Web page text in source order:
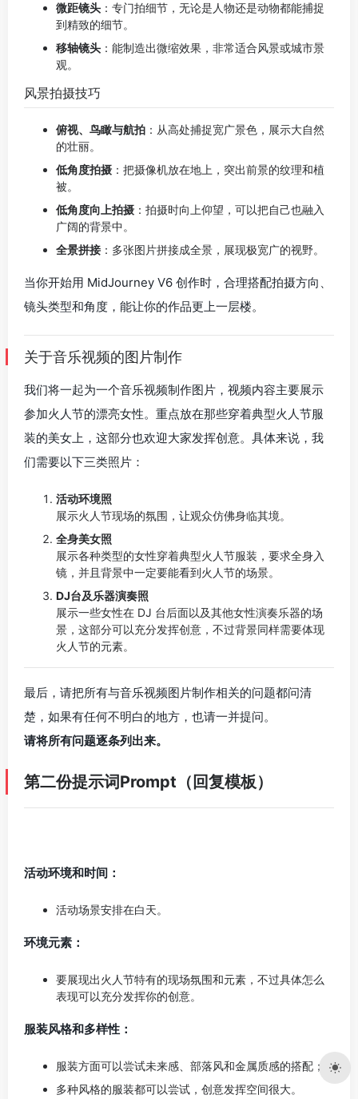
微距镜头 ：专门拍细节，无论是人物还是动物都能捕捉
到精致的细节。
移轴镜头 ：能制造出微缩效果，非常适合风景或城市景
观。
风景拍摄技巧
俯视、鸟瞰与航拍 ：从高处捕捉宽广景色，展示大自然
的壮丽。
低角度拍摄 ：把摄像机放在地上，突出前景的纹理和植
被。
低角度向上拍摄 ：拍摄时向上仰望，可以把自己也融入
广阔的背景中。
全景拼接 ：多张图片拼接成全景，展现极宽广的视野。
当你开始用 MidJourney V6 创作时，合理搭配拍摄方向、
镜头类型和角度，能让你的作品更上一层楼。
关于音乐视频的图片制作
我们将一起为一个音乐视频制作图片，视频内容主要展示
参加火人节的漂亮女性。重点放在那些穿着典型火人节服
装的美女上，这部分也欢迎大家发挥创意。具体来说，我
们需要以下三类照片：
活动环境照
展示火人节现场的氛围，让观众仿佛身临其境。
全身美女照
展示各种类型的女性穿着典型火人节服装，要求全身入
镜，并且背景中一定要能看到火人节的场景。
DJ台及乐器演奏照
展示一些女性在 DJ 台后面以及其他女性演奏乐器的场
景，这部分可以充分发挥创意，不过背景同样需要体现
火人节的元素。
最后，请把所有与音乐视频图片制作相关的问题都问清
楚，如果有任何不明白的地方，也请一并提问。
请将所有问题逐条列出来。
第二份提示词Prompt（回复模板）
活动环境和时间：
活动场景安排在白天。
环境元素：
要展现出火人节特有的现场氛围和元素，不过具体怎么
表现可以充分发挥你的创意。
服装风格和多样性：
服装方面可以尝试未来感、部落风和金属质感的搭配；
多种风格的服装都可以尝试，创意发挥空间很大。